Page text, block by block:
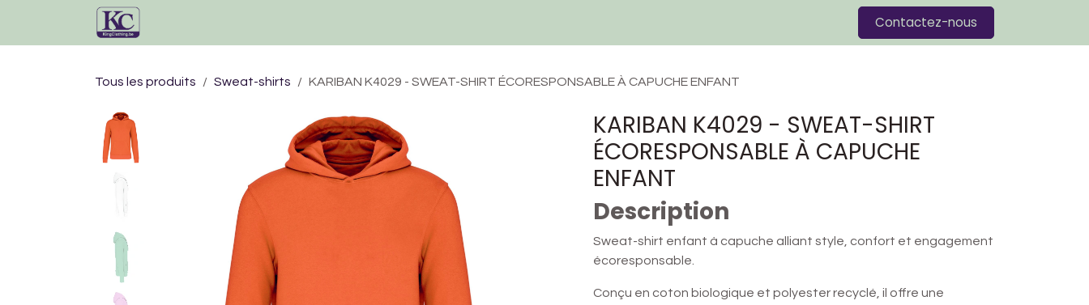
Se rendre au contenu
Contactez-nous
Tous les produits Sweat-shirts KARIBAN K4029 - SWEAT-SHIRT ÉCORESPONSABLE À CAPUCHE ENFANT
KARIBAN K4029 - SWEAT-SHIRT
ÉCORESPONSABLE À CAPUCHE
ENFANT
Description
Sweat-shirt enfant à capuche alliant style, confort et engagement
écoresponsable.
Conçu en coton biologique et polyester recyclé, il offre une